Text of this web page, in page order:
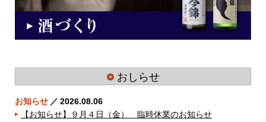
おしらせ
お知らせ ／ 2026.08.06
【お知らせ】９月４日（金） 臨時休業のお知らせ